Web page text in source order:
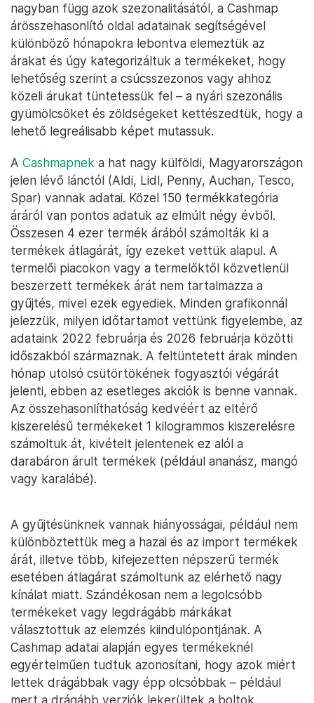
nagyban függ azok szezonalitásától, a Cashmap
árösszehasonlító oldal adatainak segítségével
különböző hónapokra lebontva elemeztük az
árakat és úgy kategorizáltuk a termékeket, hogy
lehetőség szerint a csúcsszezonos vagy ahhoz
közeli árukat tüntetessük fel – a nyári szezonális
gyümölcsöket és zöldségeket kettészedtük, hogy a
lehető legreálisabb képet mutassuk.
A Cashmapnek a hat nagy külföldi, Magyarországon
jelen lévő lánctól (Aldi, Lidl, Penny, Auchan, Tesco,
Spar) vannak adatai. Közel 150 termékkategória
áráról van pontos adatuk az elmúlt négy évből.
Összesen 4 ezer termék árából számolták ki a
termékek átlagárát, így ezeket vettük alapul. A
termelői piacokon vagy a termelőktől közvetlenül
beszerzett termékek árát nem tartalmazza a
gyűjtés, mivel ezek egyediek. Minden grafikonnál
jelezzük, milyen időtartamot vettünk figyelembe, az
adataink 2022 februárja és 2026 februárja közötti
időszakból származnak. A feltüntetett árak minden
hónap utolsó csütörtökének fogyasztói végárát
jelenti, ebben az esetleges akciók is benne vannak.
Az összehasonlíthatóság kedvéért az eltérő
kiszerelésű termékeket 1 kilogrammos kiszerelésre
számoltuk át, kivételt jelentenek ez alól a
darabáron árult termékek (például ananász, mangó
vagy karalábé).
A gyűjtésünknek vannak hiányosságai, például nem
különböztettük meg a hazai és az import termékek
árát, illetve több, kifejezetten népszerű termék
esetében átlagárat számoltunk az elérhető nagy
kínálat miatt. Szándékosan nem a legolcsóbb
termékeket vagy legdrágább márkákat
választottuk az elemzés kiindulópontjának. A
Cashmap adatai alapján egyes termékeknél
egyértelműen tudtuk azonosítani, hogy azok miért
lettek drágábbak vagy épp olcsóbbak – például
mert a drágább verziók lekerültek a boltok